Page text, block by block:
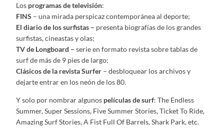
Los programas de televisión:
FINS – una mirada perspicaz contemporánea al deporte;
El diario de los surfistas – presenta biografías de los grandes
surfistas, cineastas y olas;
TV de Longboard – serie en formato revista sobre tablas de
surf de más de 9 pies de largo;
Clásicos de la revista Surfer – desbloquear los archivos y
dejarte entrar en los neón de los 80.
Y solo por nombrar algunos películas de surf: The Endless
Summer, Super Sessions, Five Summer Stories, Ticket To Ride,
Amazing Surf Stories, A Fist Full Of Barrels, Shark Park, etc.